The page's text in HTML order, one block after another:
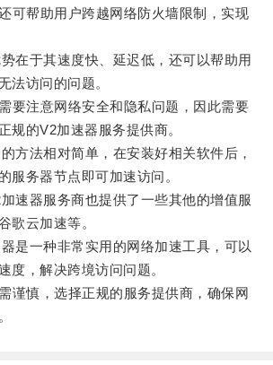
帮助用户跨越网络防火墙限制，实现
于其速度快、延迟低，还可以帮助用
法访问的问题。
注意网络安全和隐私问题，因此需要
规的V2加速器服务提供商。
法相对简单，在安装好相关软件后，
服务器节点即可加速访问。
器服务商也提供了一些其他的增值服
歌云加速等。
一种非常实用的网络加速工具，可以
度，解决跨境访问问题。
慎，选择正规的服务提供商，确保网